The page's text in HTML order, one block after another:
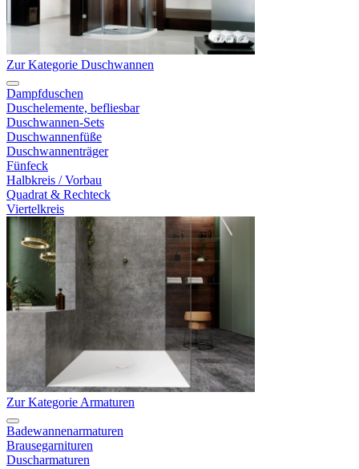
Zur Kategorie Duschwannen
Dampfduschen
Duschelemente, befliesbar
Duschwannen-Sets
Duschwannenfüße
Duschwannenträger
Fünfeck
Halbkreis / Vorbau
Quadrat & Rechteck
Viertelkreis
Zur Kategorie Armaturen
Badewannenarmaturen
Brausegarnituren
Duscharmaturen